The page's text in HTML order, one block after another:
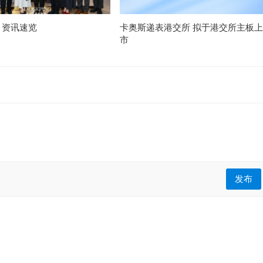
讯速览
卡奥斯递表港交所 拟于港交所主板上
市
发布